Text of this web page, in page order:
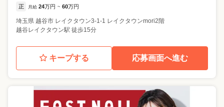
正 月給 24万円 ~ 60万円
埼玉県 越谷市 レイクタウン3-1-1 レイクタウンmori2階
越谷レイクタウン駅 徒歩15分
キープする 応募画面へ進む